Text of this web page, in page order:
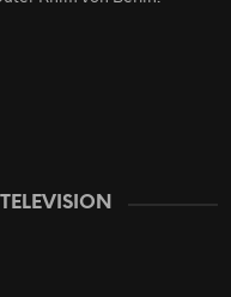
TELEVISION